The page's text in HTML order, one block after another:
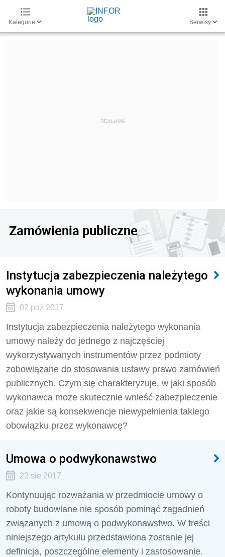
Kategorie Serwisy
Zamówienia publiczne
Instytucja zabezpieczenia należytego
wykonania umowy
02 paź 2017
Instytucja zabezpieczenia należytego wykonania
umowy należy do jednego z najczęściej
wykorzystywanych instrumentów przez podmioty
zobowiązane do stosowania ustawy prawo zamówień
publicznych. Czym się charakteryzuje, w jaki sposób
wykonawca może skutecznie wnieść zabezpieczenie
oraz jakie są konsekwencje niewypełnienia takiego
obowiązku przez wykonawcę?
Umowa o podwykonawstwo
22 sie 2017
Kontynuując rozważania w przedmiocie umowy o
roboty budowlane nie sposób pominąć zagadnień
związanych z umową o podwykonawstwo. W treści
niniejszego artykułu przedstawiona zostanie jej
definicja, poszczególne elementy i zastosowanie.